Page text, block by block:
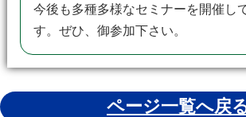
今後も多種多様なセミナーを開催し
す。ぜひ、御参加下さい。
ページ一覧へ戻